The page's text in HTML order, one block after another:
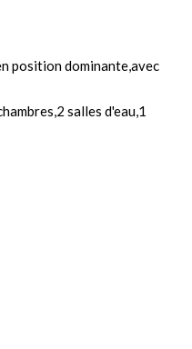
position dominante,avec
salles d'eau,1